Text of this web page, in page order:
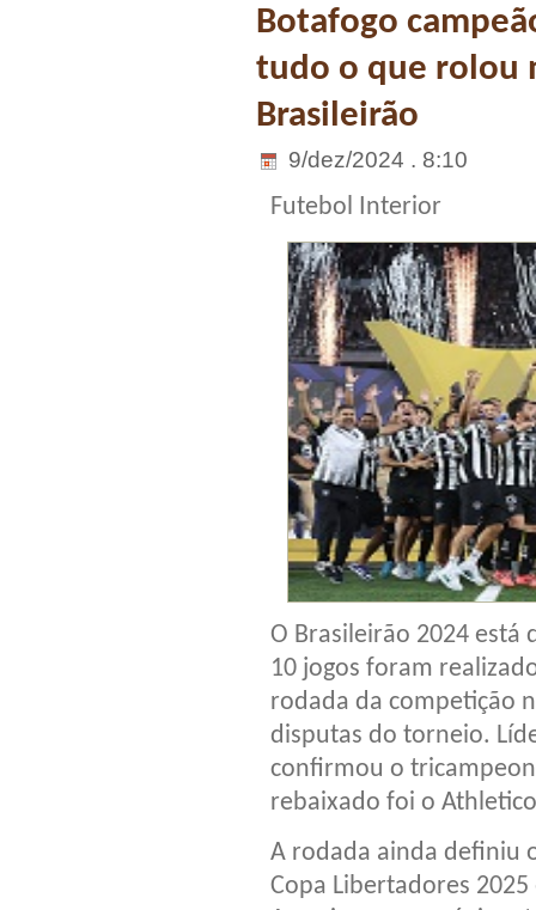
Botafogo
tudo o que rolou
Brasileirão
9/dez/2024 . 8:10
Futebol Interior
O Brasileirão 2024
10 jogos foram
rodada da competição
disputas do torneio.
confirmou o
rebaixado foi o
A rodada ainda definiu
Copa Libertadores